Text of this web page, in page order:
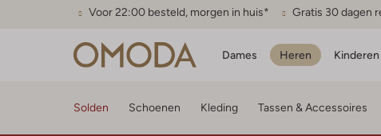
Voor 22:00 besteld, morgen in huis* Gratis 30 dagen
Dames Heren Kinderen
Solden Schoenen Kleding Tassen & Accessoires